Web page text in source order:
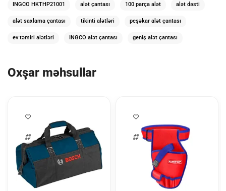
INGCO HKTHP21001 alət çantası 100 parça alət alət dəsti
alət saxlama çantası tikinti alətləri peşəkar alət çantası
ev təmiri alətləri INGCO alət çantası geniş alət çantası
Oxşar məhsullar